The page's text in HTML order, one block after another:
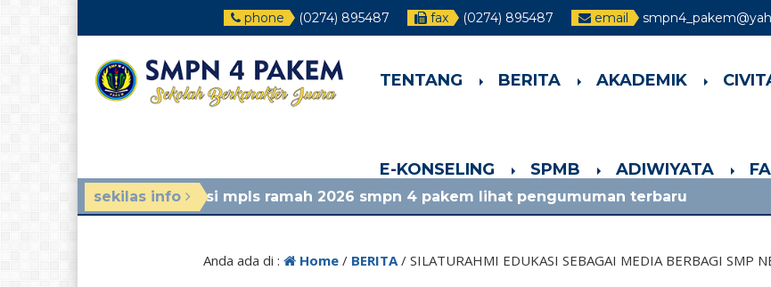
phone (0274) 895487 fax (0274) 895487 email
TENTANG BERITA AKADEMIK
E-KONSELING SPMB ADIWIYATA
sekilas info
sosialisasi mpls ramah 2026 smpn 4 pakem lihat pengumuman terbaru
Anda ada di : Home/ BERITA/ SILATURAHMI EDUKASI SEBAGAI MEDIA BERBAGI SMP